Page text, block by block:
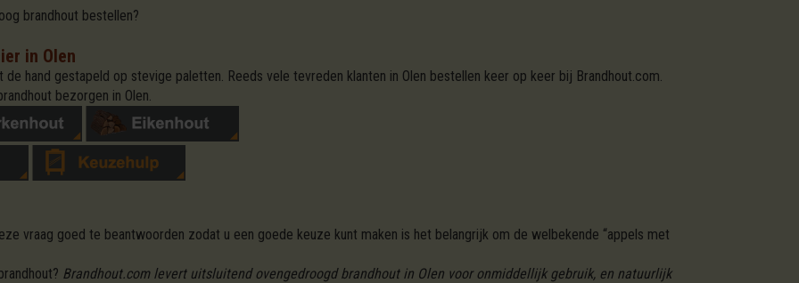
brandhout bestellen?
in Olen
hand gestapeld op stevige paletten. Reeds vele tevreden klanten in Olen bestellen keer op keer bij Brandhout.com.
bezorgen in Olen.
vraag goed te beantwoorden zodat u een goede keuze kunt maken is het belangrijk om de welbekende “appels met
Brandhout.com levert uitsluitend ovengedroogd brandhout in Olen voor onmiddellijk gebruik, en natuurlijk